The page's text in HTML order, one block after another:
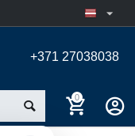
+371 27038038
0